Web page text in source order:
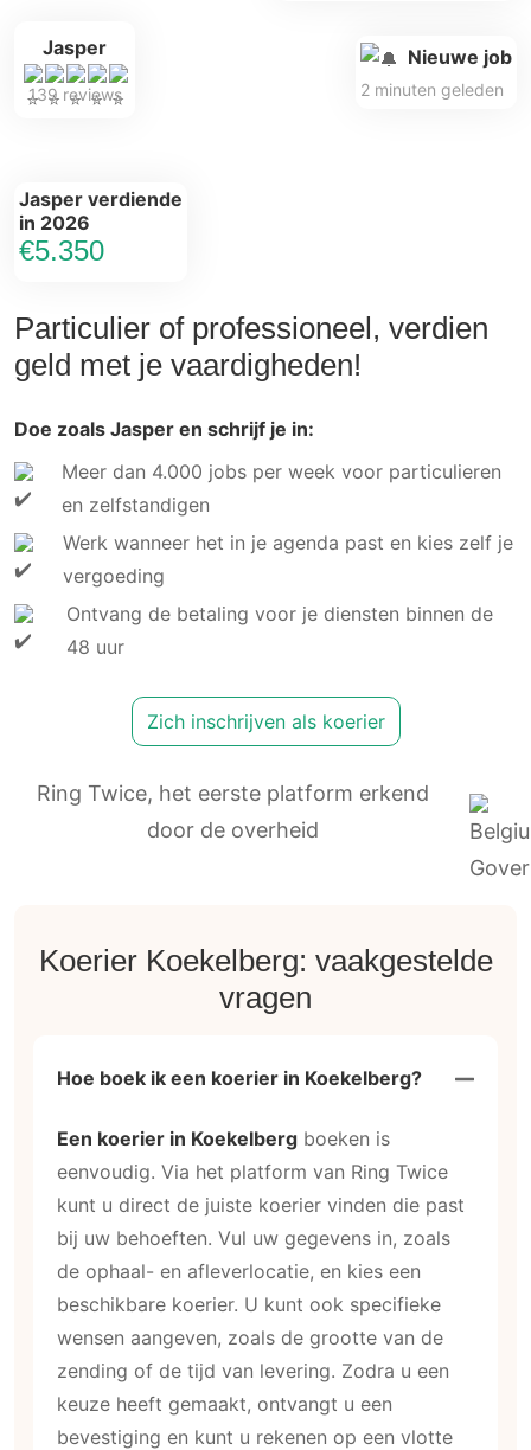
Particulier of professioneel, verdien
geld met je vaardigheden!
Doe zoals Jasper en schrijf je in:
Meer dan 4.000 jobs per week voor particulieren
en zelfstandigen
Werk wanneer het in je agenda past en kies zelf je
vergoeding
Ontvang de betaling voor je diensten binnen de
48 uur
Zich inschrijven als koerier
Jasper
139 reviews
Jasper verdiende
in 2026
€5.350
Nieuwe job
2 minuten geleden
Ring Twice, het eerste platform erkend
door de overheid
Koerier Koekelberg: vaakgestelde
vragen
Hoe boek ik een koerier in Koekelberg?
Een koerier in Koekelberg boeken is
eenvoudig. Via het platform van Ring Twice
kunt u direct de juiste koerier vinden die past
bij uw behoeften. Vul uw gegevens in, zoals
de ophaal- en afleverlocatie, en kies een
beschikbare koerier. U kunt ook specifieke
wensen aangeven, zoals de grootte van de
zending of de tijd van levering. Zodra u een
keuze heeft gemaakt, ontvangt u een
bevestiging en kunt u rekenen op een vlotte